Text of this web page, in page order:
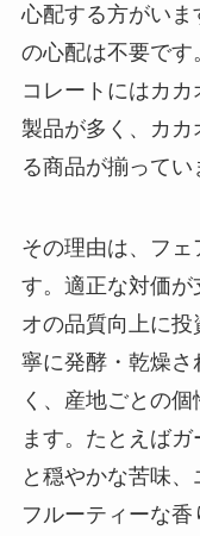
心配する方がい
の心配は不要です
コレートにはカ
製品が多く、カカ
る商品が揃ってい
その理由は、フェ
す。適正な対価が
オの品質向上に
寧に発酵・乾燥
く、産地ごとの
ます。たとえば
と穏やかな苦味
フルーティーな香